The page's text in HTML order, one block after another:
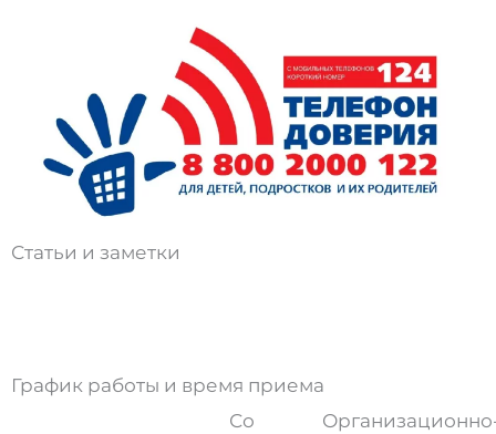
Статьи и заметки
График работы и время приема
Со